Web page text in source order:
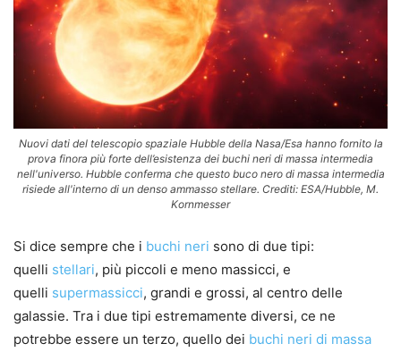
Nuovi dati del telescopio spaziale Hubble della Nasa/Esa hanno fornito la
prova finora più forte dell’esistenza dei buchi neri di massa intermedia
nell'universo. Hubble conferma che questo buco nero di massa intermedia
risiede all'interno di un denso ammasso stellare. Crediti: ESA/Hubble, M.
Kornmesser
Si dice sempre che i buchi neri sono di due tipi:
quelli stellari, più piccoli e meno massicci, e
quelli supermassicci, grandi e grossi, al centro delle
galassie. Tra i due tipi estremamente diversi, ce ne
potrebbe essere un terzo, quello dei buchi neri di massa